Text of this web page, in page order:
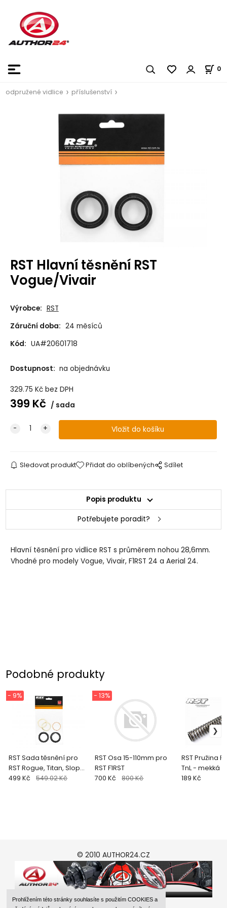
Prohlížením této stránky souhlasíte s použitím COOKIES a
0
odpružené vidlice příslušenství
RST Hlavní těsnění RST
Vogue/Vivair
Výrobce: RST
Záruční doba: 24 měsíců
Kód: UA#20601718
Dostupnost: na objednávku
329.75 Kč bez DPH
399 Kč sada
Sledovat produkt Přidat do oblíbených Sdílet
Popis produktu
Potřebujete poradit?
Hlavní těsnění pro vidlice RST s průměrem nohou 28,6mm.
Vhodné pro modely Vogue, Vivair, F1RST 24 a Aerial 24.
Podobné produkty
RST Sada těsnění pro
RST Rogue, Titan, Slope
34mm
- 9%
499 Kč 549.02 Kč
RST Osa 15-110mm pro
RST F1RST
- 13%
700 Kč 800 Kč
RST Pružina
TnL - mekká
189 Kč
© 2010 AUTHOR24.CZ